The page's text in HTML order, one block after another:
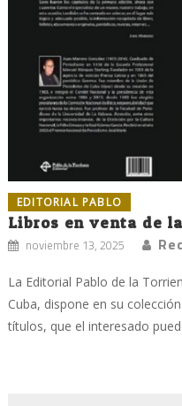
EDITORIAL PABLO
Libros en venta de
noviembre 13, 2025
La Editorial Pablo de la
Cuba, dispone en su
títulos, que el interesado